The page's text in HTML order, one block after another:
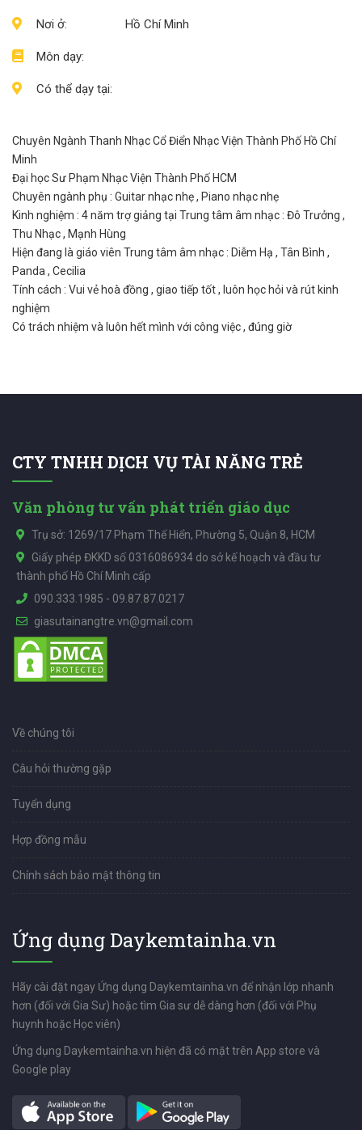
Nơi ở:
Môn dạy:
Có thể dạy tại:
Hồ Chí Minh
Chuyên Ngành Thanh Nhạc Cổ Điển Nhạc Viện Thành Phố Hồ Chí
Minh
Đại học Sư Phạm Nhạc Viện Thành Phố HCM
Chuyên ngành phụ : Guitar nhạc nhẹ , Piano nhạc nhẹ
Kinh nghiệm : 4 năm trợ giảng tại Trung tâm âm nhạc : Đô Trưởng ,
Thu Nhạc , Mạnh Hùng
Hiện đang là giáo viên Trung tâm âm nhạc : Diễm Hạ , Tân Bình ,
Panda , Cecilia
Tính cách : Vui vẻ hoà đồng , giao tiếp tốt , luôn học hỏi và rút kinh
nghiệm
Có trách nhiệm và luôn hết mình với công việc , đúng giờ
CTY TNHH DỊCH VỤ TÀI NĂNG TRẺ
Văn phòng tư vấn phát triển giáo dục
Trụ sở: 1269/17 Phạm Thế Hiển, Phường 5, Quận 8, HCM
Giấy phép ĐKKD số 0316086934 do sở kế hoạch và đầu tư
thành phố Hồ Chí Minh cấp
090.333.1985 - 09.87.87.0217
giasutainangtre.vn@gmail.com
Về chúng tôi
Câu hỏi thường gặp
Tuyển dụng
Hợp đồng mẫu
Chính sách bảo mật thông tin
Ứng dụng Daykemtainha.vn
Hãy cài đặt ngay Ứng dụng Daykemtainha.vn để nhận lớp nhanh
hơn (đối với Gia Sư) hoặc tìm Gia sư dễ dàng hơn (đối với Phụ
huynh hoặc Học viên)
Ứng dụng Daykemtainha.vn hiện đã có mặt trên App store và
Google play